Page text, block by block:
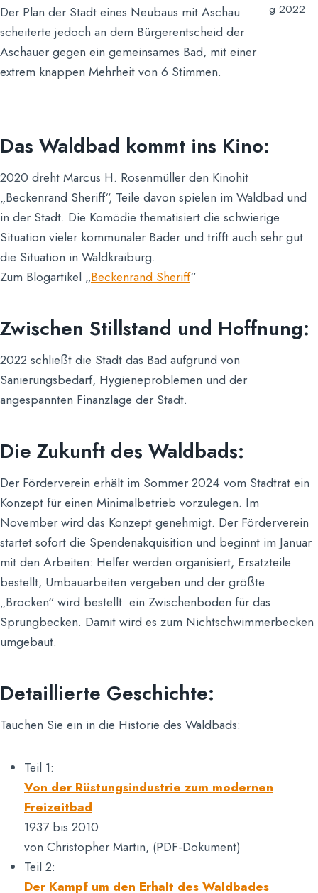
Der Plan der Stadt eines Neubaus mit Aschau
scheiterte jedoch an dem Bürgerentscheid der
Aschauer gegen ein gemeinsames Bad, mit einer
extrem knappen Mehrheit von 6 Stimmen.
g 2022
Das Waldbad kommt ins Kino:
2020 dreht Marcus H. Rosenmüller den Kinohit
„Beckenrand Sheriff“, Teile davon spielen im Waldbad und
in der Stadt. Die Komödie thematisiert die schwierige
Situation vieler kommunaler Bäder und trifft auch sehr gut
die Situation in Waldkraiburg.
Zum Blogartikel „Beckenrand Sheriff“
Zwischen Stillstand und Hoffnung:
2022 schließt die Stadt das Bad aufgrund von
Sanierungsbedarf, Hygieneproblemen und der
angespannten Finanzlage der Stadt.
Die Zukunft des Waldbads:
Der Förderverein erhält im Sommer 2024 vom Stadtrat ein
Konzept für einen Minimalbetrieb vorzulegen. Im
November wird das Konzept genehmigt. Der Förderverein
startet sofort die Spendenakquisition und beginnt im Januar
mit den Arbeiten: Helfer werden organisiert, Ersatzteile
bestellt, Umbauarbeiten vergeben und der größte
„Brocken“ wird bestellt: ein Zwischenboden für das
Sprungbecken. Damit wird es zum Nichtschwimmerbecken
umgebaut.
Detaillierte Geschichte:
Tauchen Sie ein in die Historie des Waldbads:
Teil 1:
Von der Rüstungsindustrie zum modernen
Freizeitbad
1937 bis 2010
von Christopher Martin, (PDF-Dokument)
Teil 2:
Der Kampf um den Erhalt des Waldbades